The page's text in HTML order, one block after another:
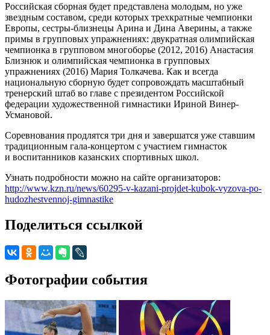
Российская сборная будет представлена молодым, но уже
звездным составом, среди которых трехкратные чемпионки
Европы, сестры-близнецы Арина и Дина Аверины, а также
примы в групповых упражнениях: двукратная олимпийская
чемпионка в групповом многоборье (2012, 2016) Анастасия
Близнюк и олимпийская чемпионка в групповых
упражнениях (2016) Мария Толкачева. Как и всегда
национальную сборную будет сопровождать масштабный
тренерский штаб во главе с президентом Российской
федерации художественной гимнастики Ириной Винер-
Усмановой.
Соревнования продлятся три дня и завершатся уже ставшим
традиционным гала-концертом с участием гимнасток
и воспитанников казанских спортивных школ.
Узнать подробности можно на сайте организаторов:
http://www.kzn.ru/news/60295-v-kazani-projdet-kubok-vyzova-po-
hudozhestvennoj-gimnastike
Поделиться ссылкой
Фотографии события